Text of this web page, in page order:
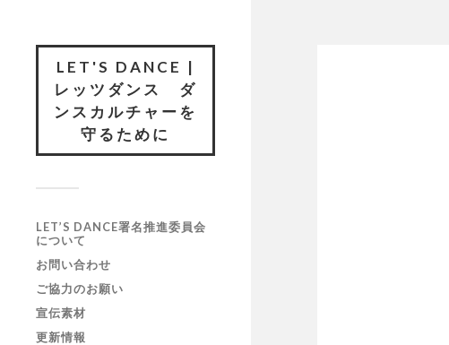
LET'S DANCE |
レッツダンス ダ
ンスカルチャーを
守るために
LET’S DANCE署名推進委員会
について
お問い合わせ
ご協力のお願い
宣伝素材
更新情報